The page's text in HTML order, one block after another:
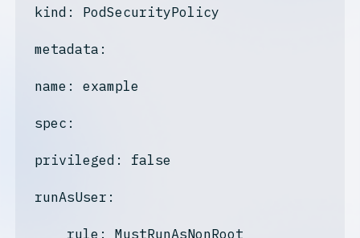
kind : PodSecurityPolicy
metadata:
name: example
spec:
privileged: false
runAsUser: